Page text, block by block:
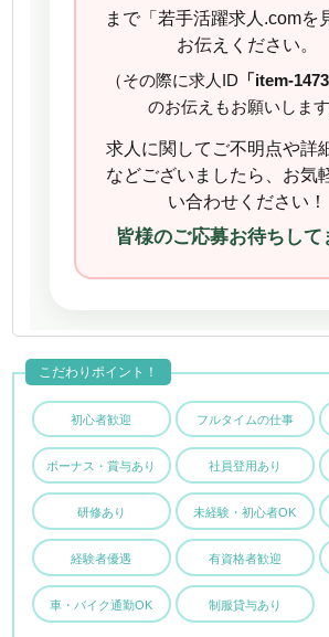
まで「若手活躍求人.comを
お伝えください。
（その際に求人ID 「item-
のお伝えもお願いします
求人に関してご不明点や詳
などございましたら、お気
い合わせください！
皆様のご応募お待ちして
初心者歓迎 フルタイムの仕事
ボーナス・賞与あり 社員登用あり
研修あり 未経験・初心者OK
経験者優遇 有資格者歓迎
車・バイク通勤OK 制服貸与あり
こだわりポイント！